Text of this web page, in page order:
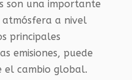
son una importante
a nivel
principales
emisiones, puede
el cambio global.